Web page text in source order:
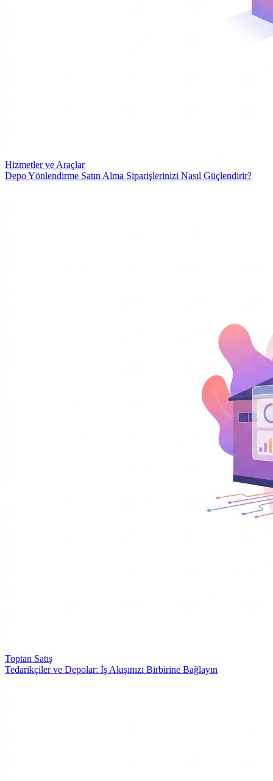
Hizmetler ve Araçlar
Depo Yönlendirme Satın Alma Siparişlerinizi Nasıl Güçlendirir?
Toptan Satış
Tedarikçiler ve Depolar: İş Akışınızı Birbirine Bağlayın